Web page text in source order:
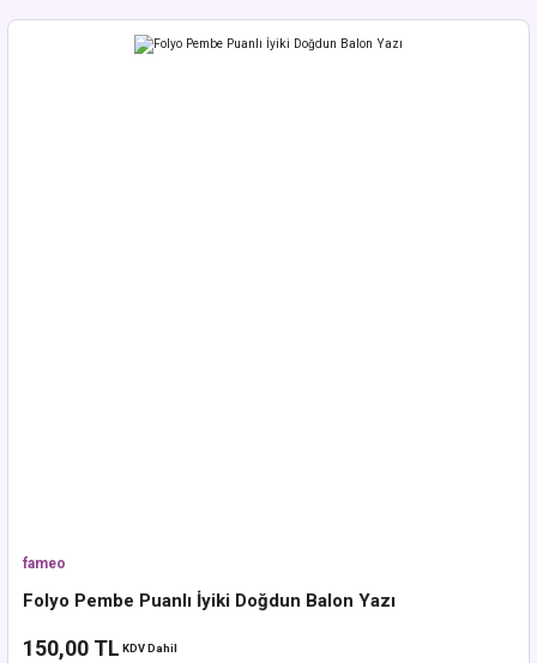
fameo
Folyo Pembe Puanlı İyiki Doğdun Balon Yazı
150,00 TL KDV Dahil